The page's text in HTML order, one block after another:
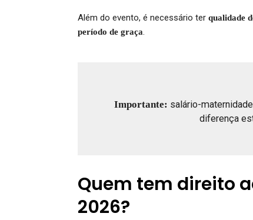
Além do evento, é necessário ter qualidade
período de graça
Importante: salário-
diferença
Quem tem direito
2026?